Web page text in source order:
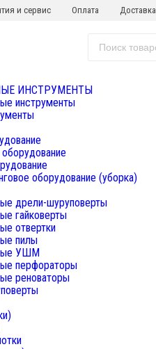
и сервис Оплата Доставка
ИНСТРУМЕНТЫ
инструменты
оборудование (уборка)
дрели-шуруповерты
гайковерты
отвертки
пилы
УШМ
перфораторы
реноваторы